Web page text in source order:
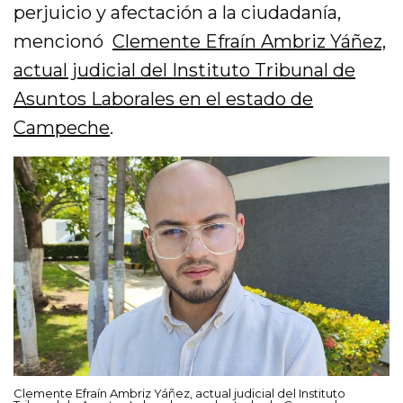
perjuicio y afectación a la ciudadanía,
mencionóClemente Efraín Ambriz Yáñez,
actual judicial del Instituto Tribunal de
Asuntos Laborales en el estado de
Campeche.
Clemente Efraín Ambriz Yáñez, actual judicial del Instituto